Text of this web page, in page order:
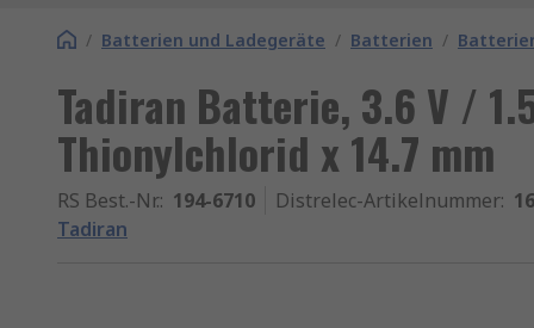
/ Batterien und Ladegeräte / Batterien /
Tadiran Batterie, 3.6 V /
Thionylchlorid x 14.7 mm
RS Best.-Nr.: 194-6710 Distrelec-Artikelnummer:
Tadiran